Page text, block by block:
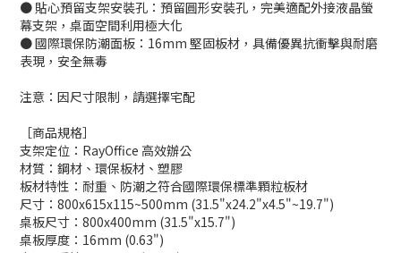
● 貼心預留支架安裝孔：預留圓形安裝孔，完美適配外接液晶螢
幕支架，桌面空間利用極大化
● 國際環保防潮面板：16mm 堅固板材，具備優異抗衝擊與耐磨
表現，安全無毒
注意：因尺寸限制，請選擇宅配
［商品規格］
支架定位：RayOffice 高效辦公
材質：鋼材、環保板材、塑膠
板材特性：耐重、防潮之符合國際環保標準顆粒板材
尺寸：800x615x115~500mm (31.5"x24.2"x4.5"~19.7")
桌板尺寸：800x400mm (31.5"x15.7")
桌板厚度：16mm (0.63")